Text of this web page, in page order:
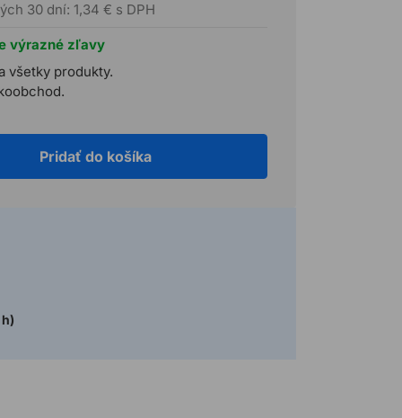
30 dní: 1,34 € s DPH
výrazné zľavy
všetky produkty.
Pridať do košíka